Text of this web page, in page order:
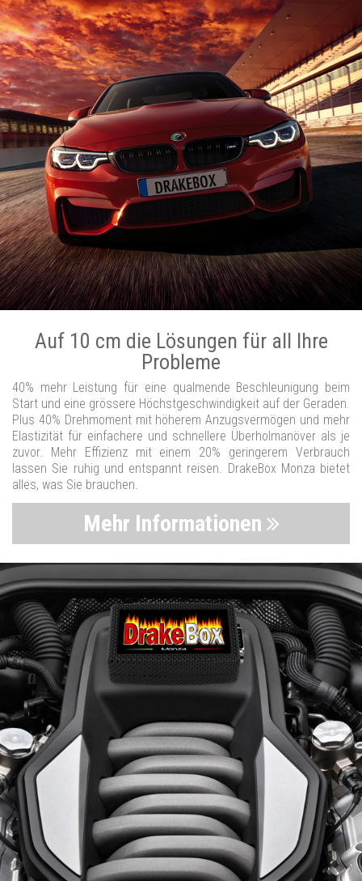
Auf 10 cm die Lösungen für all Ihre
Probleme
40% mehr Leistung für eine qualmende Beschleunigung beim
Start und eine grössere Höchstgeschwindigkeit auf der Geraden.
Plus 40% Drehmoment mit höherem Anzugsvermögen und mehr
Elastizität für einfachere und schnellere Überholmanöver als je
zuvor. Mehr Effizienz mit einem 20% geringerem Verbrauch
lassen Sie ruhig und entspannt reisen. DrakeBox Monza bietet
alles, was Sie brauchen.
Mehr Informationen